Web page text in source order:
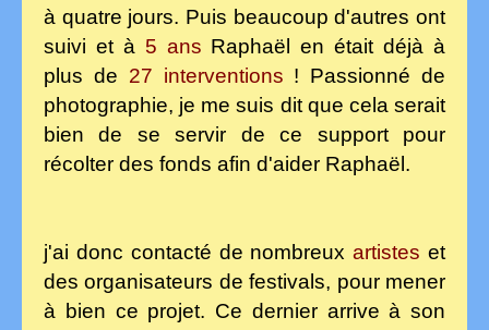
à quatre jours. Puis beaucoup d'autres ont
suivi et à 5 ans Raphaël en était déjà à
plus de 27 interventions ! Passionné de
photographie, je me suis dit que cela serait
bien de se servir de ce support pour
récolter des fonds afin d'aider Raphaël.
j'ai donc contacté de nombreux artistes et
des organisateurs de festivals, pour mener
à bien ce projet. Ce dernier arrive à son